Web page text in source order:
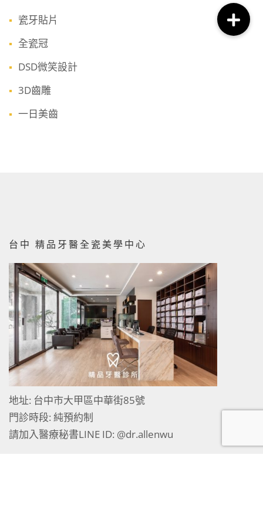
瓷牙貼片
全瓷冠
DSD微笑設計
3D齒雕
一日美齒
台中 精品牙醫全瓷美學中心
地址: 台中市大甲區中華街85號
門診時段: 純預約制
請加入醫療秘書LINE ID: @dr.allenwu